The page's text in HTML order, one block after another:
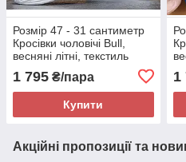
Розмір 47 - 31 сантиметр
Кросівки чоловічі Bull,
весняні літні, текстиль
піни, легкі і зручні
1 795 ₴/пара
Купити
1
Акційні пропозиції та